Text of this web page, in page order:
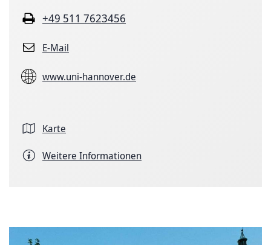
+49 511 7623456
E-Mail
www.uni-hannover.de
Karte
Weitere Informationen